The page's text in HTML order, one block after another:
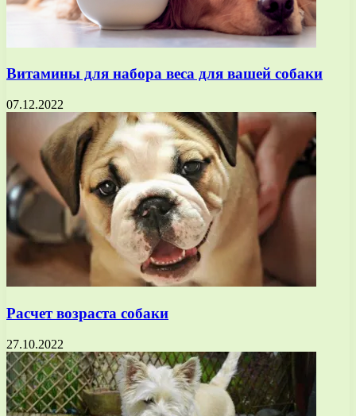
Витамины для набора веса для вашей собаки
07.12.2022
Расчет возраста собаки
27.10.2022